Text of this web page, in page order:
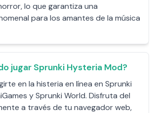
lo que garantiza una
para los amantes de la música
jugar Sprunki Hysteria Mod?
en la histeria en línea en Sprunki
y Sprunki World. Disfruta del
a través de tu navegador web,